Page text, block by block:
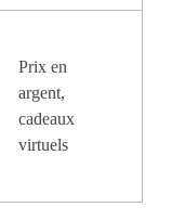
Prix en
argent,
cadeaux
virtuels